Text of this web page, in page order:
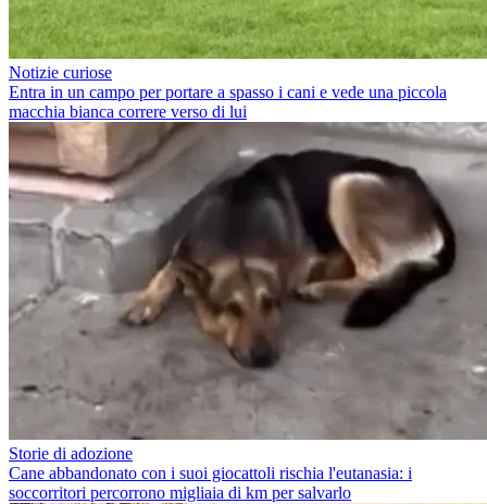
Notizie curiose
Entra in un campo per portare a spasso i cani e vede una piccola
macchia bianca correre verso di lui
Storie di adozione
Cane abbandonato con i suoi giocattoli rischia l'eutanasia: i
soccorritori percorrono migliaia di km per salvarlo